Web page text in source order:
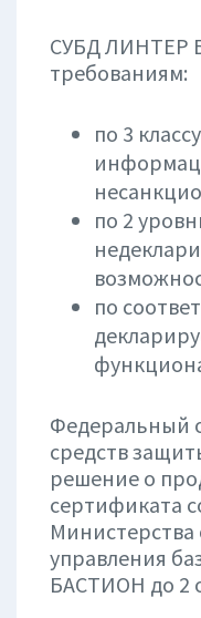
СУБД ЛИНТЕР
требованиям:
по 3
по 2
по
Федеральный
средств
решение о
сертификата
управления
БАСТИОН до 2